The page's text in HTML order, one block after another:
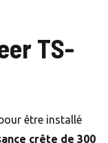
TS-
être installé
crête de 300